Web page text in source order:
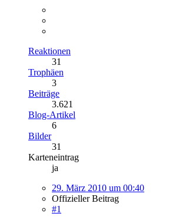
Reaktionen
31
Trophäen
3
Beiträge
3.621
Blog-Artikel
6
Bilder
31
Karteneintrag
ja
29. März 2010 um 00:40
Offizieller Beitrag
#1